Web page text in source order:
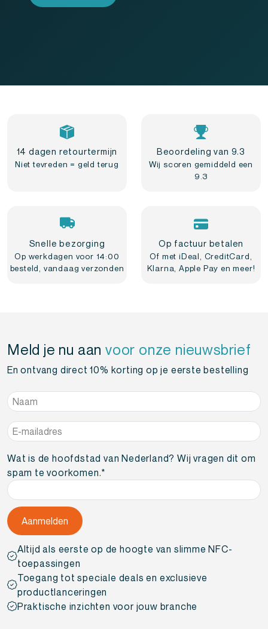
14 dagen retourtermijn
Niet tevreden = geld terug
Beoordeling van 9.3
Wij scoren gemiddeld een
9.3
Snelle bezorging
Op werkdagen voor 14:00
besteld, vandaag verzonden
Op factuur betalen
Of met iDeal, CreditCard,
Klarna, Apple Pay en meer!
Meld je nu aanvoor onze nieuwsbrief
En ontvang direct 10% korting op je eerste bestelling
Naam*
E-
mailadres*
Wat is de hoofdstad van Nederland? Wij vragen dit om
spam te voorkomen.*
Altijd als eerste op de hoogte van slimme NFC-
toepassingen
Toegang tot speciale deals en exclusieve
productlanceringen
Praktische inzichten voor jouw branche